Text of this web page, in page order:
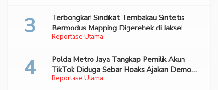
Reportase Utama
Terbongkar! Sindikat Tembakau Sintetis
Bermodus Mapping Digerebek di Jaksel
Reportase Utama
Polda Metro Jaya Tangkap Pemilik Akun
TikTok Diduga Sebar Hoaks Ajakan Demo
Turunkan Prabowo-Gibran